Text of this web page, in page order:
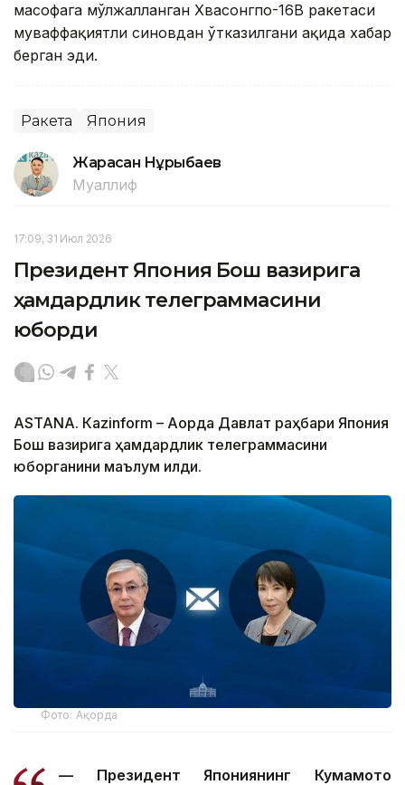
масофага мўлжалланган Хвасонгпо-16В ракетаси
муваффақиятли синовдан ўтказилгани ҳақида хабар
берган эди.
Ракета Япония
Жарасқан Нұрыбаев
Муаллиф
17:09, 31 Июл 2026
Президент Япония Бош вазирига
ҳамдардлик телеграммасини
юборди
ASTANА. Кazinform – Ақорда Давлат раҳбари Япония
Бош вазирига ҳамдардлик телеграммасини
юборганини маълум қилди.
Фото: Ақорда
— Президент Япониянинг Кумамото